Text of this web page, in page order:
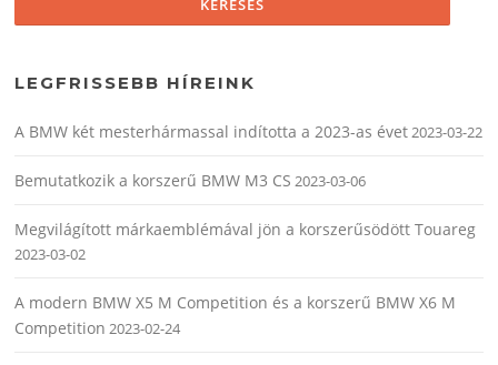
LEGFRISSEBB HÍREINK
A BMW két mesterhármassal indította a 2023-as évet2023-03-22
Bemutatkozik a korszerű BMW M3 CS 2023-03-06
Megvilágított márkaemblémával jön a korszerűsödött Touareg
2023-03-02
A modern BMW X5 M Competition és a korszerű BMW X6 M
Competition 2023-02-24